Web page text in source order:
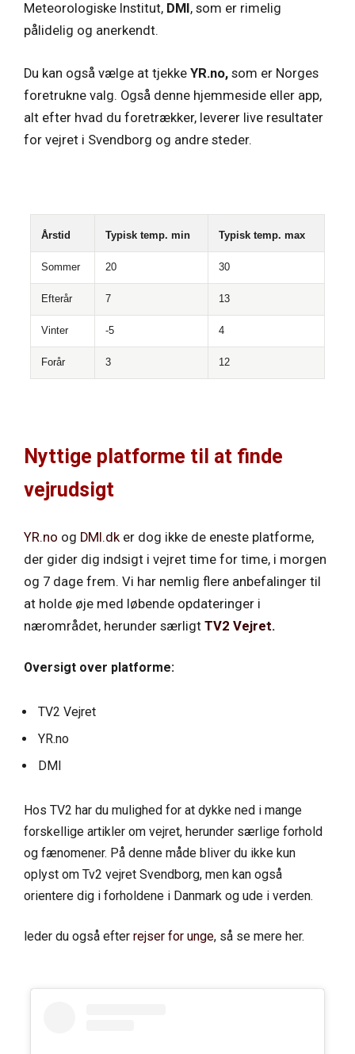
Meteorologiske Institut, DMI , som er rimelig
pålidelig og anerkendt.
Du kan også vælge at tjekke YR.no, som er Norges
foretrukne valg. Også denne hjemmeside eller app,
alt efter hvad du foretrækker, leverer live resultater
for vejret i Svendborg og andre steder.
Årstid Typisk temp. min Typisk temp. max
Sommer 20 30
Efterår 7 13
Vinter -5 4
Forår 3 12
Nyttige platforme til at finde
vejrudsigt
YR.no og DMI.dk er dog ikke de eneste platforme,
der gider dig indsigt i vejret time for time, i morgen
og 7 dage frem. Vi har nemlig flere anbefalinger til
at holde øje med løbende opdateringer i
nærområdet, herunder særligt TV2 Vejret.
Oversigt over platforme:
TV2 Vejret
YR.no
DMI
Hos TV2 har du mulighed for at dykke ned i mange
forskellige artikler om vejret, herunder særlige forhold
og fænomener. På denne måde bliver du ikke kun
oplyst om Tv2 vejret Svendborg, men kan også
orientere dig i forholdene i Danmark og ude i verden.
leder du også efter rejser for unge, så se mere her.